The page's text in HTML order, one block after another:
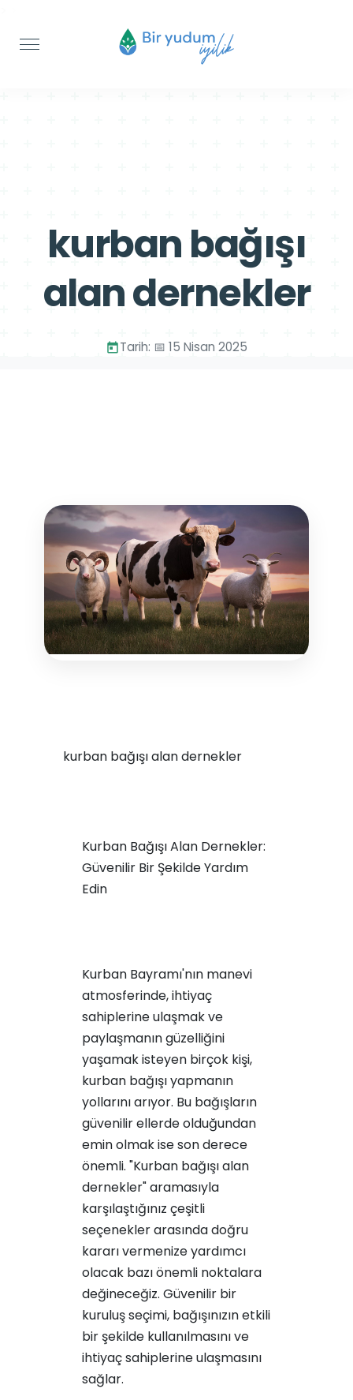
kurban bağışı
alan dernekler
Tarih: 📅 15 Nisan 2025
kurban bağışı alan dernekler
Kurban Bağışı Alan Dernekler:
Güvenilir Bir Şekilde Yardım
Edin
Kurban Bayramı'nın manevi
atmosferinde, ihtiyaç
sahiplerine ulaşmak ve
paylaşmanın güzelliğini
yaşamak isteyen birçok kişi,
kurban bağışı yapmanın
yollarını arıyor. Bu bağışların
güvenilir ellerde olduğundan
emin olmak ise son derece
önemli. "Kurban bağışı alan
dernekler" aramasıyla
karşılaştığınız çeşitli
seçenekler arasında doğru
kararı vermenize yardımcı
olacak bazı önemli noktalara
değineceğiz. Güvenilir bir
kuruluş seçimi, bağışınızın etkili
bir şekilde kullanılmasını ve
ihtiyaç sahiplerine ulaşmasını
sağlar.